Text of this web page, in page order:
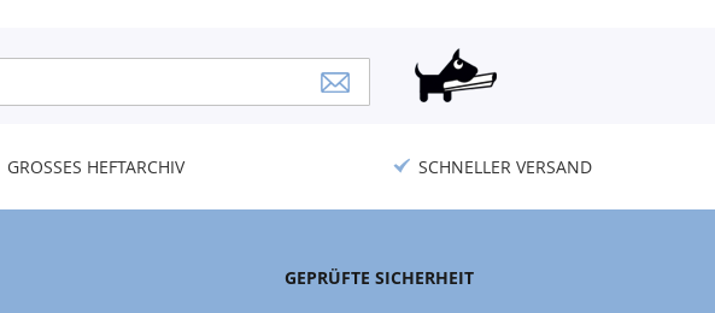
GROSSES HEFTARCHIV SCHNELLER VERSAND
GEPRÜFTE SICHERHEIT